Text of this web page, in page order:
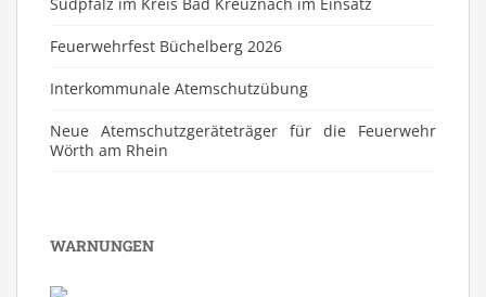
Feuerwehrfest Büchelberg 2026
⁠Interkommunale Atemschutzübung
Neue Atemschutzgeräteträger für die Feuerwehr
Wörth am Rhein
WARNUNGEN